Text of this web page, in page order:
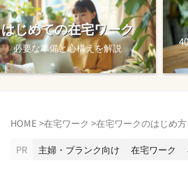
はじめての在宅ワーク
必要な準備と心構えを解説
HOME >在宅ワーク >在宅ワークのはじめ方
PR
主婦・ブランク向け 在宅ワーク